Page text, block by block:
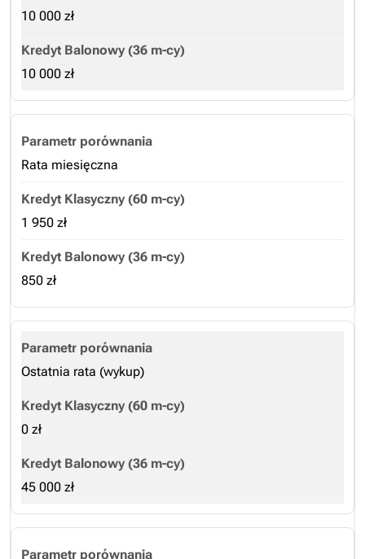
10 000 zł
10 000 zł
Rata miesięczna
1 950 zł
850 zł
Ostatnia rata (wykup)
0 zł
45 000 zł